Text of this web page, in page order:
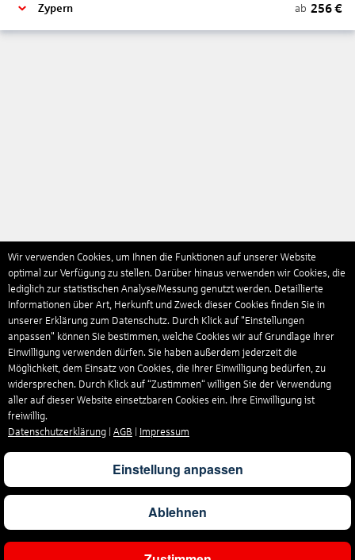
Zypern ab 256€
Wir verwenden Cookies, um Ihnen die Funktionen auf unserer Website
optimal zur Verfügung zu stellen. Darüber hinaus verwenden wir Cookies, die
lediglich zur statistischen Analyse/Messung genutzt werden. Detaillierte
Informationen über Art, Herkunft und Zweck dieser Cookies finden Sie in
unserer Erklärung zum Datenschutz. Durch Klick auf "Einstellungen
anpassen" können Sie bestimmen, welche Cookies wir auf Grundlage Ihrer
Einwilligung verwenden dürfen. Sie haben außerdem jederzeit die
Möglichkeit, dem Einsatz von Cookies, die Ihrer Einwilligung bedürfen, zu
widersprechen. Durch Klick auf “Zustimmen“ willigen Sie der Verwendung
aller auf dieser Website einsetzbaren Cookies ein. Ihre Einwilligung ist
freiwillig.
Datenschutzerklärung
AGB Impressum
Einstellung anpassen
Ablehnen